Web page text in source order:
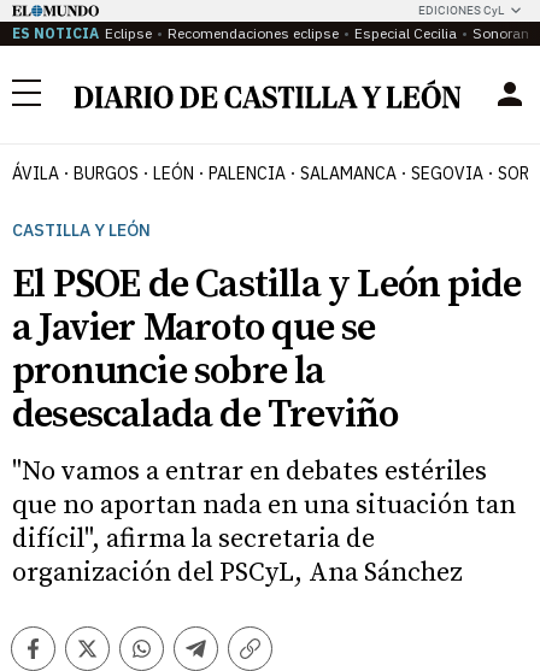
EDICIONES CyL
ES NOTICIA Eclipse Recomendaciones eclipse Especial Cecilia
Menú
ÁVILA BURGOS LEÓN PALENCIA SALAMANCA SEGOVIA
CASTILLA Y LEÓN
El PSOE de Castilla y León pide
a Javier Maroto que se
pronuncie sobre la
desescalada de Treviño
"No vamos a entrar en debates estériles
que no aportan nada en una situación tan
difícil", afirma la secretaria de
organización del PSCyL, Ana Sánchez
FacebookTwitterWhatsappTelegramCopiar